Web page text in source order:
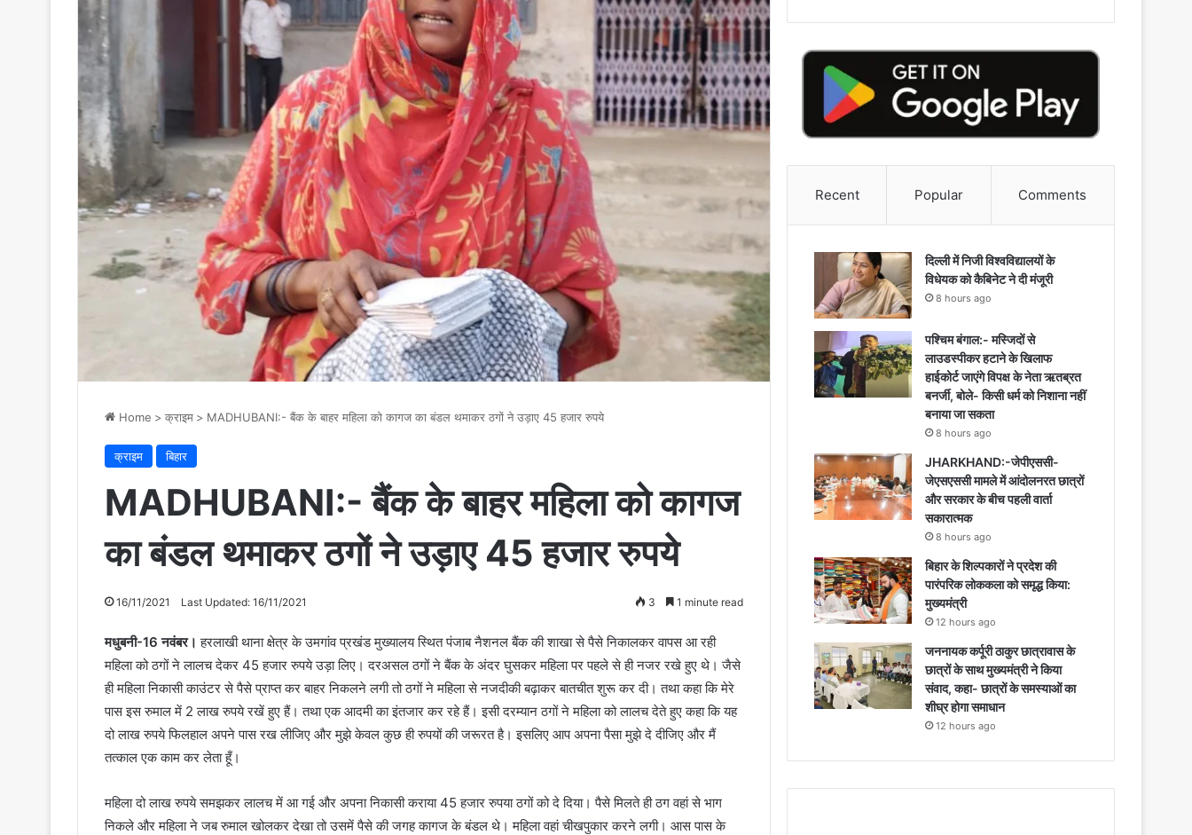
Home > क्राइम > MADHUBANI:- बैंक के बाहर महिला को कागज का बंडल थमाकर ठगों ने उड़ाए 45 हजार रुपये
क्राइम बिहार
MADHUBANI:- बैंक के बाहर महिला को कागज
का बंडल थमाकर ठगों ने उड़ाए 45 हजार रुपये
16/11/2021 Last Updated: 16/11/2021 3 1 minute read
मधुबनी-16 नवंबर। हरलाखी थाना क्षेत्र के उमगांव प्रखंड मुख्यालय स्थित पंजाब नैशनल बैंक की शाखा से पैसे निकालकर वापस आ रही
महिला को ठगों ने लालच देकर 45 हजार रुपये उड़ा लिए। दरअसल ठगों ने बैंक के अंदर घुसकर महिला पर पहले से ही नजर रखे हुए थे। जैसे
ही महिला निकासी काउंटर से पैसे प्राप्त कर बाहर निकलने लगी तो ठगों ने महिला से नजदीकी बढ़ाकर बातचीत शुरू कर दी। तथा कहा कि मेरे
पास इस रुमाल में 2 लाख रुपये रखें हुए हैं। तथा एक आदमी का इंतजार कर रहे हैं। इसी दरम्यान ठगों ने महिला को लालच देते हुए कहा कि यह
दो लाख रुपये फिलहाल अपने पास रख लीजिए और मुझे केवल कुछ ही रुपयों की जरूरत है। इसलिए आप अपना पैसा मुझे दे दीजिए और मैं
तत्काल एक काम कर लेता हूँ।
महिला दो लाख रुपये समझकर लालच में आ गई और अपना निकासी कराया 45 हजार रुपया ठगों को दे दिया। पैसे मिलते ही ठग वहां से भाग
निकले और महिला ने जब रुमाल खोलकर देखा तो उसमें पैसे की जगह कागज के बंडल थे। महिला वहां चीखपुकार करने लगी। आस पास के
Recent Popular Comments
दिल्ली में निजी विश्वविद्यालयों के
विधेयक को कैबिनेट ने दी मंजूरी
8 hours ago
पश्चिम बंगाल:- मस्जिदों से
लाउडस्पीकर हटाने के खिलाफ
हाईकोर्ट जाएंगे विपक्ष के नेता ऋतब्रत
बनर्जी, बोले- किसी धर्म को निशाना नहीं
बनाया जा सकता
8 hours ago
JHARKHAND:-जेपीएससी-
जेएसएससी मामले में आंदोलनरत छात्रों
और सरकार के बीच पहली वार्ता
सकारात्मक
8 hours ago
बिहार के शिल्पकारों ने प्रदेश की
पारंपरिक लोककला को समृद्ध किया:
मुख्यमंत्री
12 hours ago
जननायक कर्पूरी ठाकुर छात्रावास के
छात्रों के साथ मुख्यमंत्री ने किया
संवाद, कहा- छात्रों के समस्याओं का
शीघ्र होगा समाधान
12 hours ago